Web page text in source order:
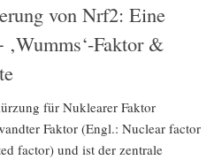
von Nrf2: Eine
Faktor &
für Nuklearer Faktor
Faktor (Engl.: Nuclear factor
factor) und ist der zentrale